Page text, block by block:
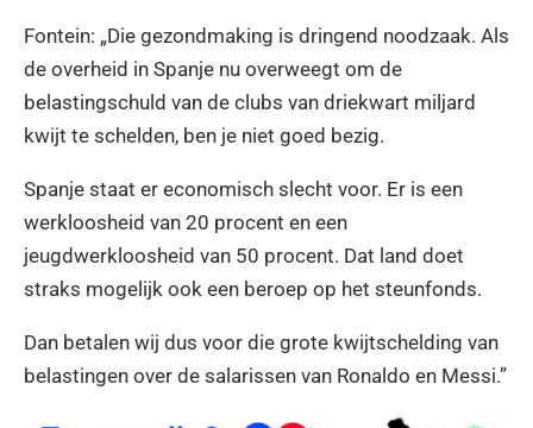
Fontein: „Die gezondmaking is dringend noodzaak. Als
de overheid in Spanje nu overweegt om de
belastingschuld van de clubs van driekwart miljard
kwijt te schelden, ben je niet goed bezig.
Spanje staat er economisch slecht voor. Er is een
werkloosheid van 20 procent en een
jeugdwerkloosheid van 50 procent. Dat land doet
straks mogelijk ook een beroep op het steunfonds.
Dan betalen wij dus voor die grote kwijtschelding van
belastingen over de salarissen van Ronaldo en Messi.”